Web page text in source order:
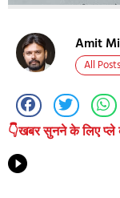
Amit
All Posts
👇खबर सुनने के लिए प्ले